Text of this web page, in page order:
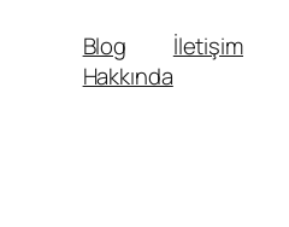
Blog
Hakkında
İletişim